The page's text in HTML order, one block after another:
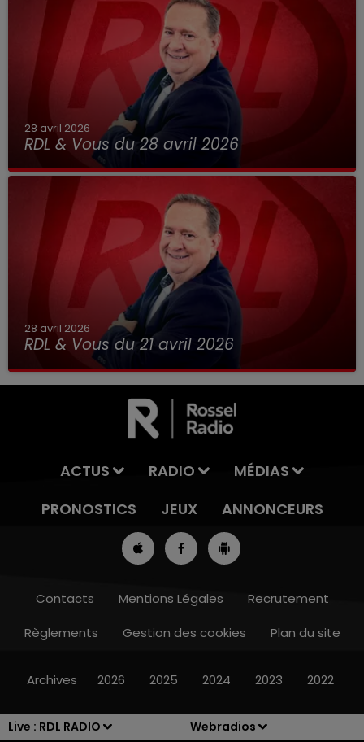
Live : RDL RADIO Webradios
13h00 - 16h00
28 avril 2026
RDL & Vous du 28 avril 2026
28 avril 2026
RDL & Vous du 21 avril 2026
ACTUS RADIO
MÉDIAS
PRONOSTICS
JEUX ANNONCEURS
Contacts Mentions Légales
Recrutement
Règlements
Gestion des cookies Plan du site
Archives 2026 2025 2024 2023 2022